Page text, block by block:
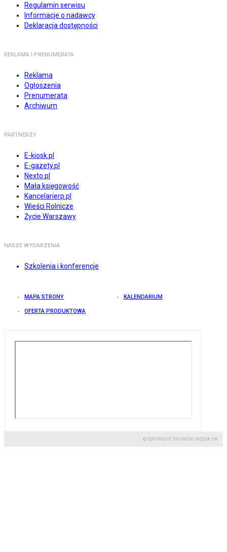
Regulamin serwisu
Informacje o nadawcy
Deklaracja dostępności
REKLAMA I PRENUMERATA
Reklama
Ogłoszenia
Prenumerata
Archiwum
PARTNERZY
E-kiosk.pl
E-gazety.pl
Nexto.pl
Mała księgowość
Kancelarierp.pl
Wieści Rolnicze
Życie Warszawy
NASZE WYDARZENIA
Szkolenia i konferencje
MAPA STRONY KALENDARIUM
OFERTA PRODUKTOWA
© COPYRIGHT BY GREMI MEDIA SA